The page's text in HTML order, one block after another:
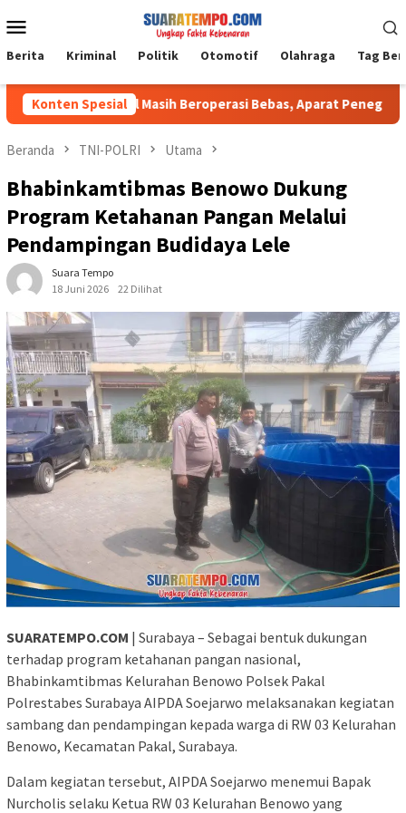
ke
kontenMobile
Berita Kriminal Politik Otomotif Olahraga Tag
Konten Spesial
C Ilegal Masih Beroperasi Bebas, Aparat Penegak Hukum
Beranda TNI-POLRI Utama
Bhabinkamtibmas Benowo Dukung
Program Ketahanan Pangan Melalui
Pendampingan Budidaya Lele
Suara Tempo
18 Juni 2026
22 Dilihat
SUARATEMPO.COM | Surabaya – Sebagai bentuk dukungan
terhadap program ketahanan pangan nasional,
Bhabinkamtibmas Kelurahan Benowo Polsek Pakal
Polrestabes Surabaya AIPDA Soejarwo melaksanakan kegiatan
sambang dan pendampingan kepada warga di RW 03 Kelurahan
Benowo, Kecamatan Pakal, Surabaya.
Dalam kegiatan tersebut, AIPDA Soejarwo menemui Bapak
Nurcholis selaku Ketua RW 03 Kelurahan Benowo yang